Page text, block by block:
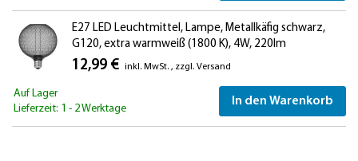
E27 LED Leuchtmittel, Lampe, Metallkäfig schwarz,
G120, extra warmweiß (1800 K), 4W, 220lm
12,99 € inkl. MwSt. , zzgl. Versand
Auf Lager
Lieferzeit: 1 - 2 Werktage
In den Warenkorb